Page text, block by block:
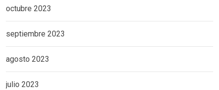
octubre 2023
septiembre 2023
agosto 2023
julio 2023